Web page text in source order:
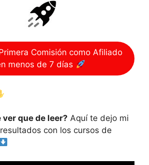
Comisión como Afiliado
menos de 7 días
ver que de leer? Aquí te dejo mi
con los cursos de